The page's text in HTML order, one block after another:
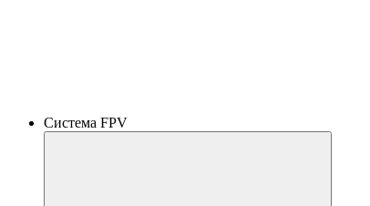
Система FPV